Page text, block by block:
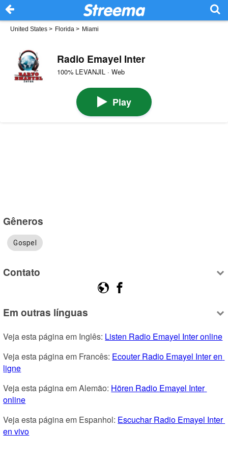
United States > Florida > Miami
Radio Emayel Inter
100% LEVANJIL · Web
Play
Gêneros
Gospel
Contato
Em outras línguas
Veja esta página em Inglês: Listen Radio Emayel Inter online
Veja esta página em Francês: Ecouter Radio Emayel Inter en
ligne
Veja esta página em Alemão: Hören Radio Emayel Inter
online
Veja esta página em Espanhol: Escuchar Radio Emayel Inter
en vivo